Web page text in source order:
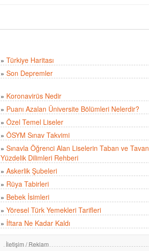
» Türkiye Haritası
» Son Depremler
» Koronavirüs Nedir
» Puanı Azalan Üniversite Bölümleri Nelerdir?
» Özel Temel Liseler
» ÖSYM Sınav Takvimi
» Sınavla Öğrenci Alan Liselerin Taban ve Tavan
Yüzdelik Dilimleri Rehberi
» Askerlik Şubeleri
» Rüya Tabirleri
» Bebek İsimleri
» Yöresel Türk Yemekleri Tarifleri
» İftara Ne Kadar Kaldı
İletişim / Reklam